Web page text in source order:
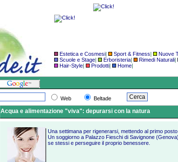
Estetica e Cosmesi| Sport & Fitness| Nuove
Scuole e Stage| Erboristeria| Rimedi Naturali|
Hair-Style| Prodotti| Home|
Web Beltade
Acqua e alimentazione "viva": depurarsi con la natura
Una settimana per rigenerarsi, mettendo al primo
Un soggiorno a Palazzo Fieschi di Savignone
se stessi e perseguire il proprio benessere.